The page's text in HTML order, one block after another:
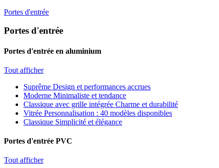
Portes d'entrée
Portes d'entrée
Portes d'entrée en aluminium
Tout afficher
Suprême Design et performances accrues
Moderne Minimaliste et tendance
Classique avec grille intégrée Charme et durabilité
Vitrée Personnalisation : 40 modèles disponibles
Classique Simplicité et élégance
Portes d'entrée PVC
Tout afficher